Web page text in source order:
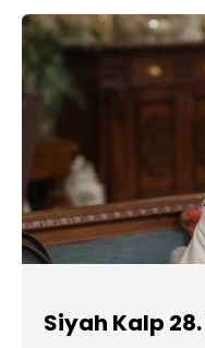
Siyah Kalp